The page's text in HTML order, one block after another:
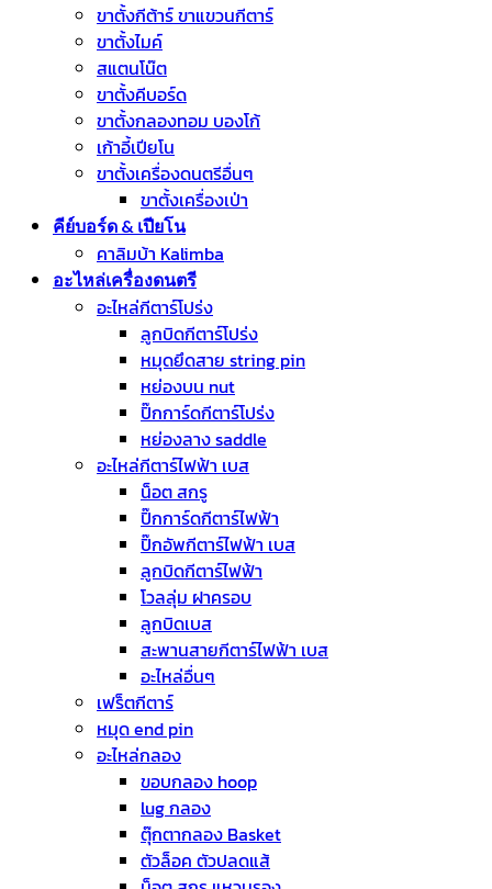
ขาตั้งกีต้าร์ ขาแขวนกีตาร์
ขาตั้งไมค์
สแตนโน๊ต
ขาตั้งคีบอร์ด
ขาตั้งกลองทอม บองโก้
เก้าอี้เปียโน
ขาตั้งเครื่องดนตรีอื่นๆ
ขาตั้งเครื่องเป่า
คีย์บอร์ด & เปียโน
คาลิมบ้า Kalimba
อะไหล่เครื่องดนตรี
อะไหล่กีตาร์โปร่ง
ลูกบิดกีตาร์โปร่ง
หมุดยึดสาย string pin
หย่องบน nut
ปิ๊กการ์ดกีตาร์โปร่ง
หย่องลาง saddle
อะไหล่กีตาร์ไฟฟ้า เบส
น็อต สกรู
ปิ๊กการ์ดกีตาร์ไฟฟ้า
ปิ๊กอัพกีตาร์ไฟฟ้า เบส
ลูกบิดกีตาร์ไฟฟ้า
โวลลุ่ม ฝาครอบ
ลูกบิดเบส
สะพานสายกีตาร์ไฟฟ้า เบส
อะไหล่อื่นๆ
เฟร็ตกีตาร์
หมุด end pin
อะไหล่กลอง
ขอบกลอง hoop
lug กลอง
ตุ๊กตากลอง Basket
ตัวล็อค ตัวปลดแส้